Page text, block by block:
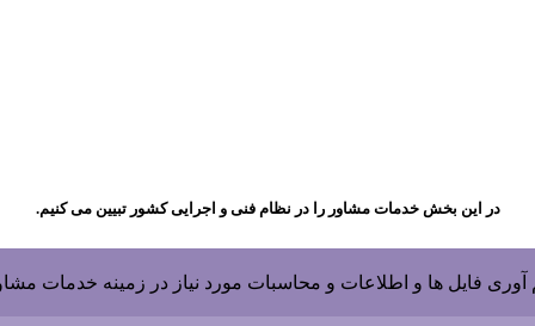
در این بخش خدمات مشاور را در نظام فنی و اجرایی کشور تبیین می کنیم.
آوری فایل ها و اطلاعات و محاسبات مورد نیاز در زمینه خدمات